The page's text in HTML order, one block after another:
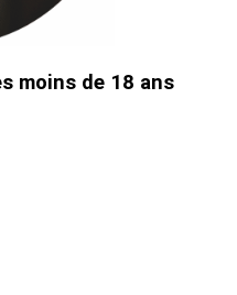
moins de 18 ans